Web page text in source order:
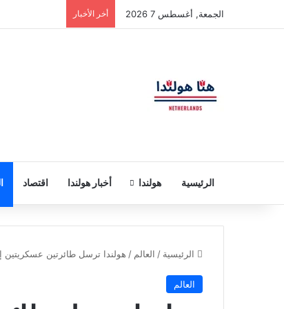
الجمعة, أغسطس 7 2026 أخر الأخبار
الرئيسية هولندا أخبار هولندا اقتصاد
الرئيسية / العالم / هولندا ترسل طائرتين عسكريتين
العالم